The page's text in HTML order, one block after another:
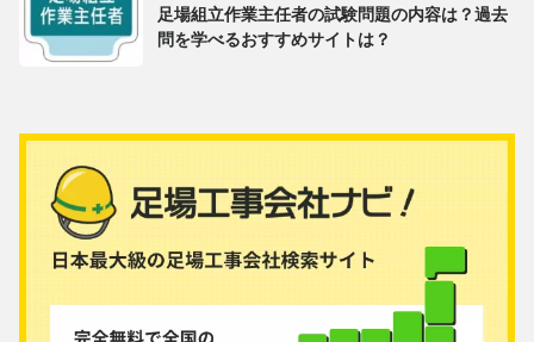
足場組立作業主任者の試験問題の内容は？過去
問を学べるおすすめサイトは？